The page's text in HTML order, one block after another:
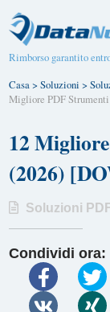
Rimborso garantito
Casa>Soluzioni >
Migliore PDF
12
(2026)
Soluzioni
Condividi ora: